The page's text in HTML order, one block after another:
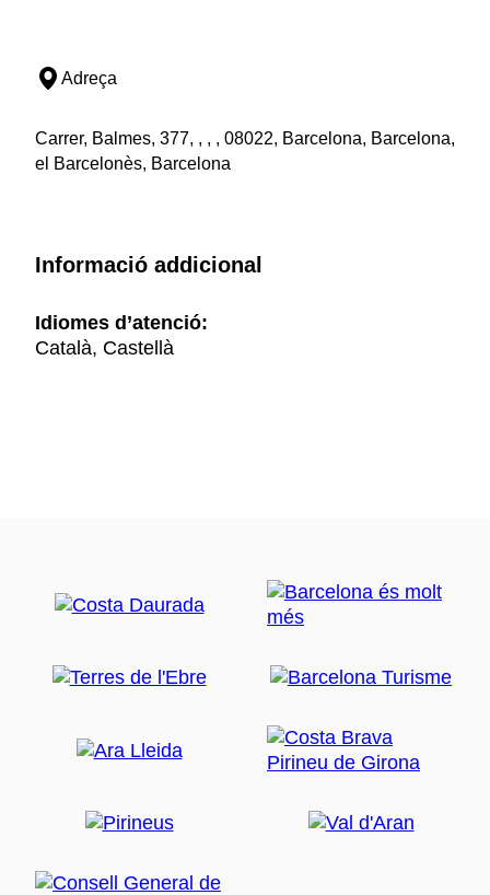
Adreça
Carrer, Balmes, 377, , , , 08022, Barcelona, Barcelona,
el Barcelonès, Barcelona
Informació addicional
Idiomes d’atenció:
Català, Castellà